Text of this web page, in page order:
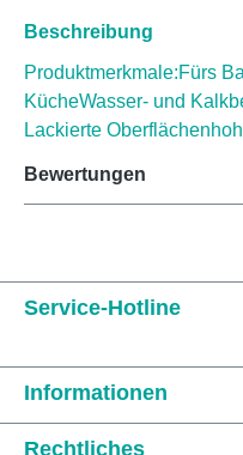
Beschreibung
Produktmerkmale:Fürs
KücheWasser- und
Lackierte
Bewertungen
Service-Hotline
Informationen
Rechtliches